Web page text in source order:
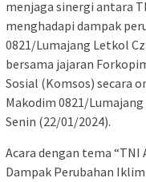
menjaga sinergi antara
menghadapi dampak
0821/Lumajang Letkol Czi
bersama jajaran
Sosial (Komsos) secara
Makodim 0821/
Senin (22/01/2024).
Acara dengan tema “TNI
Dampak Perubahan